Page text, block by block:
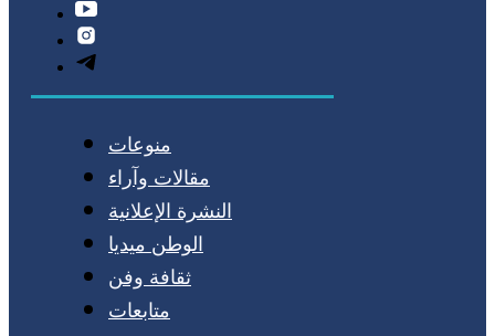
منوعات
مقالات وآراء
النشرة الإعلانية
الوطن ميديا
ثقافة وفن
متابعات